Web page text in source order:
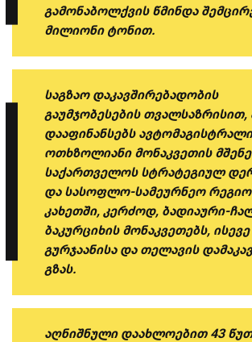
გამონაბოლქვის წმინდა
მილიონი ტონით.
საგზაო დაკავშირებადობის
გაუმჯობესების
დააფინანსებს
ოთხზოლიანი მონაკვეთის
საქართველოს სტრატეგიულ
და სასოფლო-სამეურნეო
კახეთში, კერძოდ, ბადიაური-
ბაკურციხის მონაკვეთებს,
გურჯაანისა და თელავის
გზას.
აღნიშნული დაახლოებით 43